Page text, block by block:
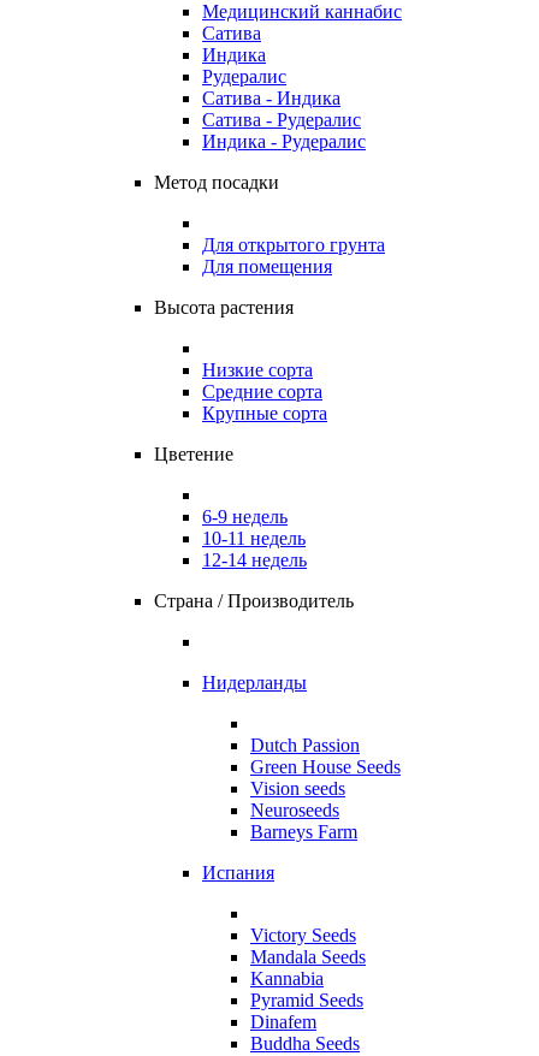
Медицинский каннабис
Сатива
Индика
Рудералис
Сатива - Индика
Сатива - Рудералис
Индика - Рудералис
Метод посадки
Для открытого грунта
Для помещения
Высота растения
Низкие сорта
Средние сорта
Крупные сорта
Цветение
6-9 недель
10-11 недель
12-14 недель
Страна / Производитель
Нидерланды
Dutch Passion
Green House Seeds
Vision seeds
Neuroseeds
Barneys Farm
Испания
Victory Seeds
Mandala Seeds
Kannabia
Pyramid Seeds
Dinafem
Buddha Seeds